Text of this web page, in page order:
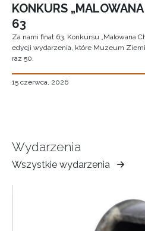
KONKURS
63
Za nami finał 63. Konkursu „Malowana
edycji wydarzenia, które Muzeum Ziemi
raz 50.
15 czerwca, 2026
Wydarzenia
Wszystkie wydarzenia
Muzeum
Ziemi